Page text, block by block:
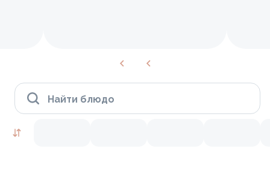
Найти блюдо